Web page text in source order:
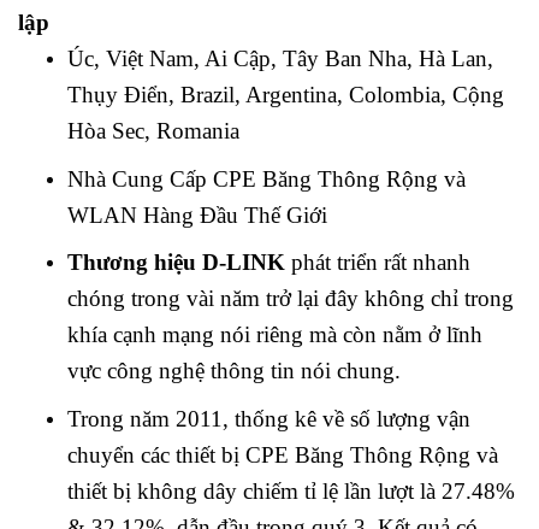
lập
Úc, Việt Nam, Ai Cập, Tây Ban Nha, Hà Lan,
Thụy Điển, Brazil, Argentina, Colombia, Cộng
Hòa Sec, Romania
Nhà Cung Cấp CPE Băng Thông Rộng và
WLAN Hàng Đầu Thế Giới
Thương hiệu D-LINK phát triển rất nhanh
chóng trong vài năm trở lại đây không chỉ trong
khía cạnh mạng nói riêng mà còn nằm ở lĩnh
vực công nghệ thông tin nói chung.
Trong năm 2011, thống kê về số lượng vận
chuyển các thiết bị CPE Băng Thông Rộng và
thiết bị không dây chiếm tỉ lệ lần lượt là 27.48%